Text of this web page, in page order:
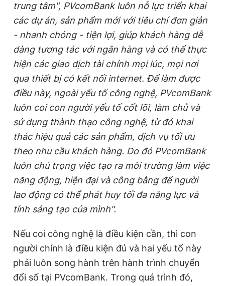
trung tâm", PVcomBank luôn nỗ lực triển khai
các dự án, sản phẩm mới với tiêu chí đơn giản
- nhanh chóng - tiện lợi, giúp khách hàng dễ
dàng tương tác với ngân hàng và có thể thực
hiện các giao dịch tài chính mọi lúc, mọi nơi
qua thiết bị có kết nối internet. Để làm được
điều này, ngoài yếu tố công nghệ, PVcomBank
luôn coi con người yếu tố cốt lõi, làm chủ và
sử dụng thành thạo công nghệ, từ đó khai
thác hiệu quả các sản phẩm, dịch vụ tối ưu
theo nhu cầu khách hàng. Do đó PVcomBank
luôn chú trọng việc tạo ra môi trường làm việc
năng động, hiện đại và công bằng để người
lao động có thể phát huy tối đa năng lực và
tính sáng tạo của mình".
Nếu coi công nghệ là điều kiện cần, thì con
người chính là điều kiện đủ và hai yếu tố này
phải luôn song hành trên hành trình chuyển
đổi số tại PVcomBank. Trong quá trình đó,